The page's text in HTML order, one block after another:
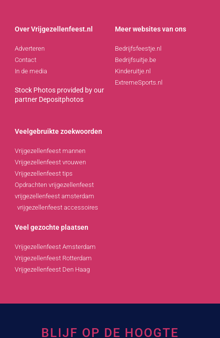
Over Vrijgezellenfeest.nl
Adverteren
Contact
In de media
Stock Photos provided by our
partner Depositphotos
Meer websites van ons
Bedrijfsfeestje.nl
Bedrijfsuitje.be
Kinderuitje.nl
ExtremeSports.nl
Veelgebruikte zoekwoorden
Vrijgezellenfeest mannen
Vrijgezellenfeest vrouwen
Vrijgezellenfeest tips
Opdrachten vrijgezellenfeest
vrijgezellenfeest amsterdam
vrijgezellenfeest accessoires
Veel gezochte plaatsen
Vrijgezellenfeest Amsterdam
Vrijgezellenfeest Rotterdam
Vrijgezellenfeest Den Haag
BLIJF OP DE HOOGTE